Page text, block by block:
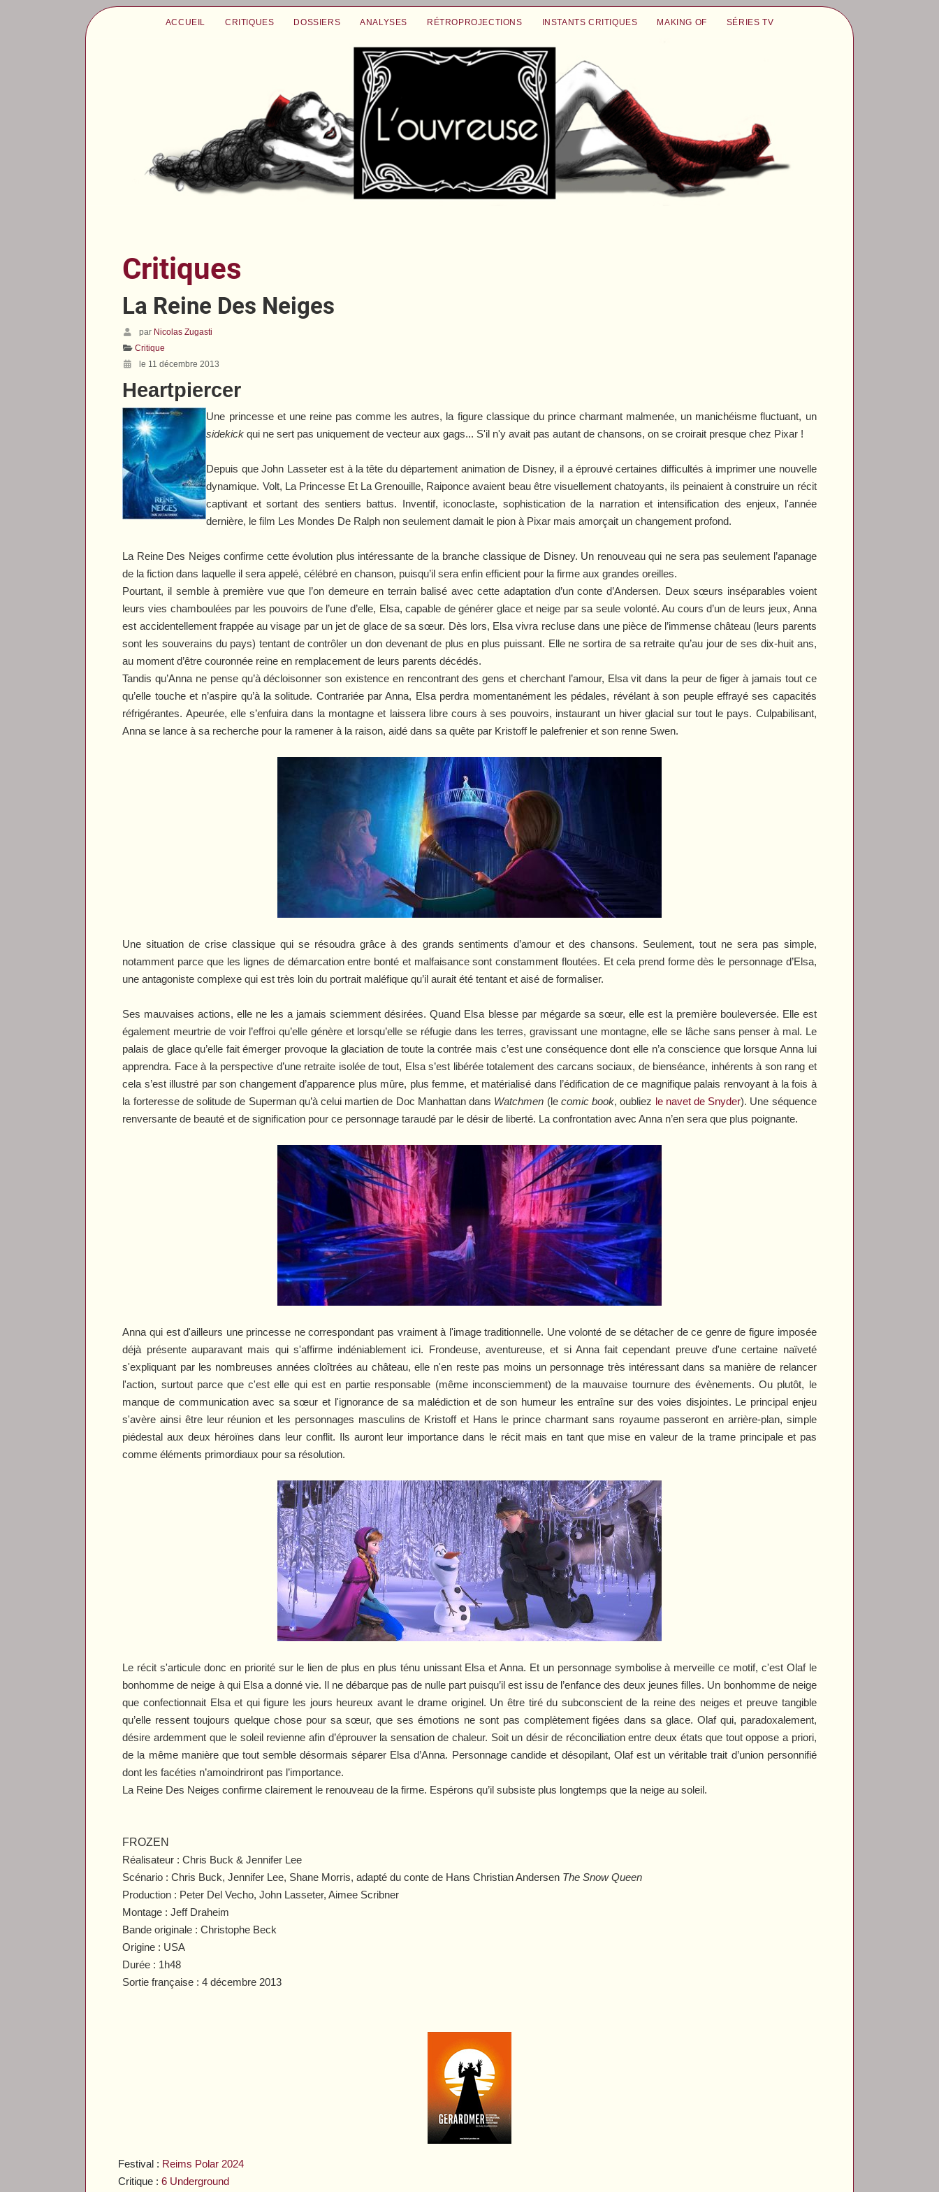
ACCUEIL CRITIQUES DOSSIERS ANALYSES RÉTROPROJECTIONS INSTANTS CRITIQUES MAKING OF SÉRIES TV
Festival : Reims Polar 2024
Critique :6 Underground
Critiques
La Reine Des Neiges
par Nicolas Zugasti
Critique
le 11 décembre 2013
Heartpiercer
Une princesse et une reine pas comme les autres, la figure classique du prince charmant malmenée, un manichéisme fluctuant, un
sidekick qui ne sert pas uniquement de vecteur aux gags... S'il n'y avait pas autant de chansons, on se croirait presque chez Pixar !
Depuis que John Lasseter est à la tête du département animation de Disney, il a éprouvé certaines difficultés à imprimer une nouvelle
dynamique. Volt, La Princesse Et La Grenouille, Raiponce avaient beau être visuellement chatoyants, ils peinaient à construire un récit
captivant et sortant des sentiers battus. Inventif, iconoclaste, sophistication de la narration et intensification des enjeux, l'année
dernière, le film Les Mondes De Ralph non seulement damait le pion à Pixar mais amorçait un changement profond.
La Reine Des Neiges confirme cette évolution plus intéressante de la branche classique de Disney. Un renouveau qui ne sera pas seulement l’apanage
de la fiction dans laquelle il sera appelé, célébré en chanson, puisqu’il sera enfin efficient pour la firme aux grandes oreilles.
Pourtant, il semble à première vue que l’on demeure en terrain balisé avec cette adaptation d’un conte d’Andersen. Deux sœurs inséparables voient
leurs vies chamboulées par les pouvoirs de l’une d’elle, Elsa, capable de générer glace et neige par sa seule volonté. Au cours d’un de leurs jeux, Anna
est accidentellement frappée au visage par un jet de glace de sa sœur. Dès lors, Elsa vivra recluse dans une pièce de l’immense château (leurs parents
sont les souverains du pays) tentant de contrôler un don devenant de plus en plus puissant. Elle ne sortira de sa retraite qu’au jour de ses dix-huit ans,
au moment d’être couronnée reine en remplacement de leurs parents décédés.
Tandis qu’Anna ne pense qu’à décloisonner son existence en rencontrant des gens et cherchant l’amour, Elsa vit dans la peur de figer à jamais tout ce
qu’elle touche et n’aspire qu’à la solitude. Contrariée par Anna, Elsa perdra momentanément les pédales, révélant à son peuple effrayé ses capacités
réfrigérantes. Apeurée, elle s’enfuira dans la montagne et laissera libre cours à ses pouvoirs, instaurant un hiver glacial sur tout le pays. Culpabilisant,
Anna se lance à sa recherche pour la ramener à la raison, aidé dans sa quête par Kristoff le palefrenier et son renne Swen.
Une situation de crise classique qui se résoudra grâce à des grands sentiments d’amour et des chansons. Seulement, tout ne sera pas simple,
notamment parce que les lignes de démarcation entre bonté et malfaisance sont constamment floutées. Et cela prend forme dès le personnage d’Elsa,
une antagoniste complexe qui est très loin du portrait maléfique qu’il aurait été tentant et aisé de formaliser.
Ses mauvaises actions, elle ne les a jamais sciemment désirées. Quand Elsa blesse par mégarde sa sœur, elle est la première bouleversée. Elle est
également meurtrie de voir l’effroi qu’elle génère et lorsqu’elle se réfugie dans les terres, gravissant une montagne, elle se lâche sans penser à mal. Le
palais de glace qu’elle fait émerger provoque la glaciation de toute la contrée mais c’est une conséquence dont elle n’a conscience que lorsque Anna lui
apprendra. Face à la perspective d’une retraite isolée de tout, Elsa s’est libérée totalement des carcans sociaux, de bienséance, inhérents à son rang et
cela s’est illustré par son changement d’apparence plus mûre, plus femme, et matérialisé dans l’édification de ce magnifique palais renvoyant à la fois à
la forteresse de solitude de Superman qu’à celui martien de Doc Manhattan dans Watchmen (le comic book, oubliez le navet de Snyder). Une séquence
renversante de beauté et de signification pour ce personnage taraudé par le désir de liberté. La confrontation avec Anna n’en sera que plus poignante.
Anna qui est d'ailleurs une princesse ne correspondant pas vraiment à l'image traditionnelle. Une volonté de se détacher de ce genre de figure imposée
déjà présente auparavant mais qui s'affirme indéniablement ici. Frondeuse, aventureuse, et si Anna fait cependant preuve d'une certaine naïveté
s'expliquant par les nombreuses années cloîtrées au château, elle n'en reste pas moins un personnage très intéressant dans sa manière de relancer
l'action, surtout parce que c'est elle qui est en partie responsable (même inconsciemment) de la mauvaise tournure des évènements. Ou plutôt, le
manque de communication avec sa sœur et l'ignorance de sa malédiction et de son humeur les entraîne sur des voies disjointes. Le principal enjeu
s'avère ainsi être leur réunion et les personnages masculins de Kristoff et Hans le prince charmant sans royaume passeront en arrière-plan, simple
piédestal aux deux héroïnes dans leur conflit. Ils auront leur importance dans le récit mais en tant que mise en valeur de la trame principale et pas
comme éléments primordiaux pour sa résolution.
Le récit s'articule donc en priorité sur le lien de plus en plus ténu unissant Elsa et Anna. Et un personnage symbolise à merveille ce motif, c'est Olaf le
bonhomme de neige à qui Elsa a donné vie. Il ne débarque pas de nulle part puisqu’il est issu de l’enfance des deux jeunes filles. Un bonhomme de neige
que confectionnait Elsa et qui figure les jours heureux avant le drame originel. Un être tiré du subconscient de la reine des neiges et preuve tangible
qu’elle ressent toujours quelque chose pour sa sœur, que ses émotions ne sont pas complètement figées dans sa glace. Olaf qui, paradoxalement,
désire ardemment que le soleil revienne afin d’éprouver la sensation de chaleur. Soit un désir de réconciliation entre deux états que tout oppose a priori,
de la même manière que tout semble désormais séparer Elsa d’Anna. Personnage candide et désopilant, Olaf est un véritable trait d’union personnifié
dont les facéties n’amoindriront pas l’importance.
La Reine Des Neiges confirme clairement le renouveau de la firme. Espérons qu’il subsiste plus longtemps que la neige au soleil.
FROZEN
Réalisateur : Chris Buck & Jennifer Lee
Scénario : Chris Buck, Jennifer Lee, Shane Morris, adapté du conte de Hans Christian Andersen The Snow Queen
Production : Peter Del Vecho, John Lasseter, Aimee Scribner
Montage : Jeff Draheim
Bande originale : Christophe Beck
Origine : USA
Durée : 1h48
Sortie française : 4 décembre 2013